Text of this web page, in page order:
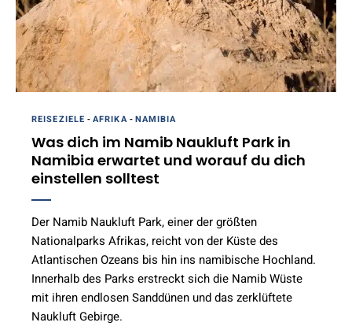
REISEZIELE -AFRIKA-NAMIBIA
Was dich im Namib Naukluft Park in
Namibia erwartet und worauf du dich
einstellen solltest
Der Namib Naukluft Park, einer der größten
Nationalparks Afrikas, reicht von der Küste des
Atlantischen Ozeans bis hin ins namibische Hochland.
Innerhalb des Parks erstreckt sich die Namib Wüste
mit ihren endlosen Sanddünen und das zerklüftete
Naukluft Gebirge.